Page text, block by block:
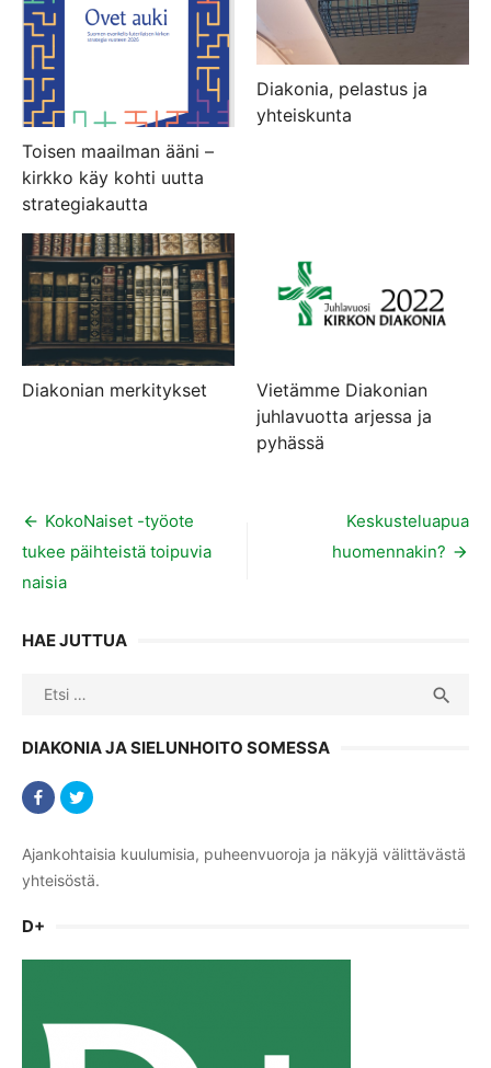
Toisen maailman ääni –
kirkko käy kohti uutta
strategiakautta
Diakonia, pelastus ja
yhteiskunta
Diakonian merkitykset
Vietämme Diakonian
juhlavuotta arjessa ja
pyhässä
Artikkelien
selaus
KokoNaiset -työote
tukee päihteistä toipuvia
naisia
Keskusteluapua
huomennakin?
HAE JUTTUA
Search

DIAKONIA JA SIELUNHOITO SOMESSA
Ajankohtaisia kuulumisia, puheenvuoroja ja näkyjä välittävästä
yhteisöstä.
D+